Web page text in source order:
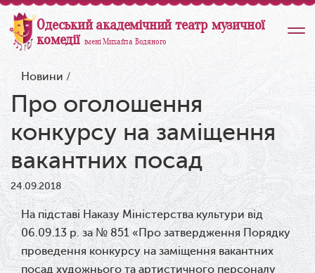
Одеський академічний театр музичної
комедії імені Михайла Водяного
Новини /
Про оголошення
конкурсу на заміщення
вакантних посад
24.09.2018
На підставі Наказу Міністерства культури від
06.09.13 р. за № 851 «Про затвердження Порядку
проведення конкурсу на заміщення вакантних
посад художнього та артистичного персоналу